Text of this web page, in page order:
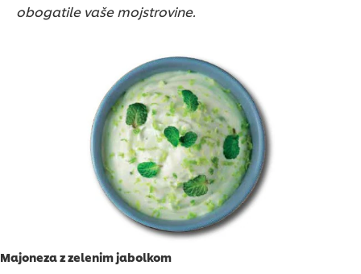
obogatile vaše mojstrovine.
Majoneza z zelenim jabolkom